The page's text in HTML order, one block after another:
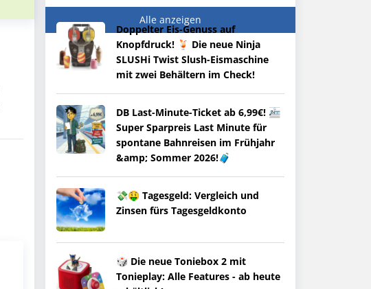
Alle anzeigen
Doppelter Eis-Genuss auf
Knopfdruck! 🍹 Die neue Ninja
SLUSHi Twist Slush-Eismaschine
mit zwei Behältern im Check!
DB Last-Minute-Ticket ab 6,99€! 🚈
Super Sparpreis Last Minute für
spontane Bahnreisen im Frühjahr
&amp; Sommer 2026!🧳
💸🤑 Tagesgeld: Vergleich und
Zinsen fürs Tagesgeldkonto
🎲 Die neue Toniebox 2 mit
Tonieplay: Alle Features - ab heute